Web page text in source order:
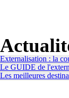
Externalisation : la
Le GUIDE de
Les meilleures